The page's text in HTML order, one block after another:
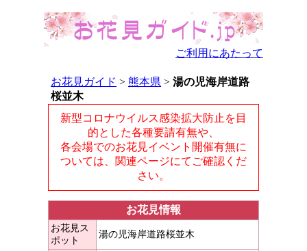
ご利用にあたって
お花見ガイド > 熊本県 > 湯の児海岸道路
桜並木
新型コロナウイルス感染拡大防止を目
的とした各種要請有無や、
各会場でのお花見イベント開催有無に
ついては、関連ページにてご確認くだ
さい。
お花見情報
お花見ス
ポット
湯の児海岸道路桜並木